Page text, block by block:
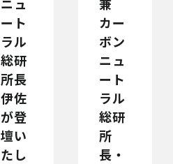
ート
ラル
総研
所長
伊佐
が登
壇い
たし
カー
ボン
ニュ
ート
ラル
総研
所
長・